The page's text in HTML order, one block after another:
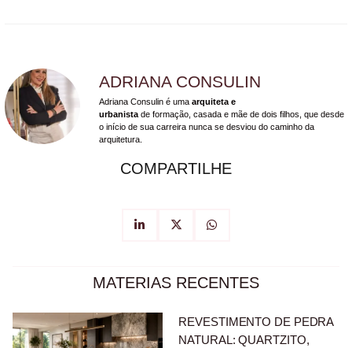
ADRIANA CONSULIN
Adriana Consulin é uma arquiteta e
urbanista de formação, casada e mãe de dois filhos, que desde
o início de sua carreira nunca se desviou do caminho da
arquitetura.
COMPARTILHE
MATERIAS RECENTES
REVESTIMENTO DE PEDRA
NATURAL: QUARTZITO,